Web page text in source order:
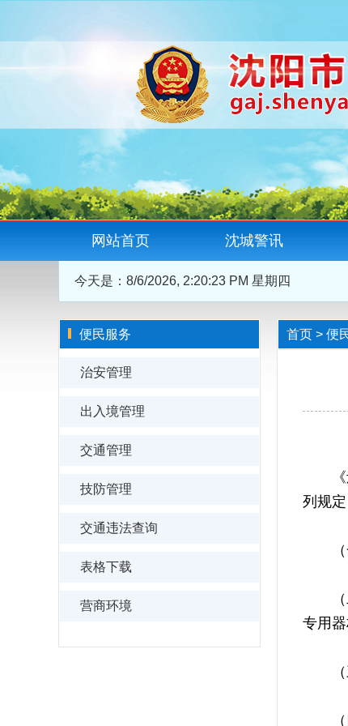
网站首页 沈城警讯
今天是： 8/6/2026, 2:20:23 PM 星期四
便民服务
治安管理
出入境管理
交通管理
技防管理
交通违法查询
表格下载
营商环境
首页 > 便
《辽
列规定
（一
（二
专用
（三
（四